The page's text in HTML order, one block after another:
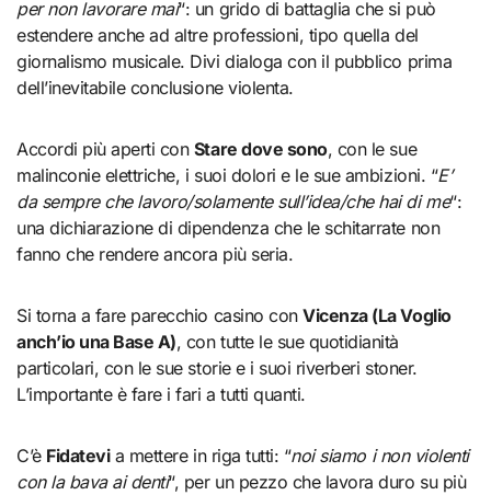
per non lavorare mai“: un grido di battaglia che si può
estendere anche ad altre professioni, tipo quella del
giornalismo musicale. Divi dialoga con il pubblico prima
dell’inevitabile conclusione violenta.
Accordi più aperti con Stare dove sono, con le sue
malinconie elettriche, i suoi dolori e le sue ambizioni. “E’
da sempre che lavoro/solamente sull’idea/che hai di me“:
una dichiarazione di dipendenza che le schitarrate non
fanno che rendere ancora più seria.
Si torna a fare parecchio casino conVicenza (La Voglio
anch’io una Base A), con tutte le sue quotidianità
particolari, con le sue storie e i suoi riverberi stoner.
L’importante è fare i fari a tutti quanti.
C’è Fidatevia mettere in riga tutti: “noi siamo i non violenti
con la bava ai denti“, per un pezzo che lavora duro su più